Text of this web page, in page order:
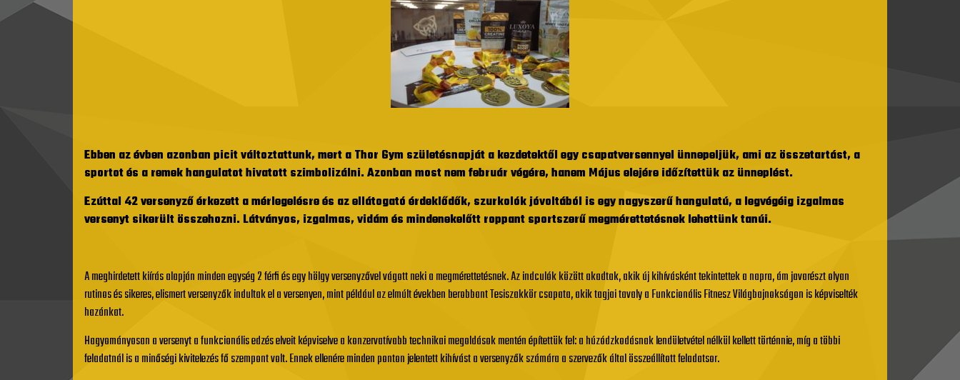
Ebben az évben azonban picit változtattunk, mert a Thor Gym születésnapját a kezdetektől egy csapatversennyel ünnepeljük, ami az összetartást, a
sportot és a remek hangulatot hivatott szimbolizálni. Azonban most nem február végére, hanem Május elejére időzítettük az ünneplést.
Ezúttal 42 versenyző érkezett a mérlegelésre és az ellátogató érdeklődők, szurkolók jóvoltából is egy nagyszerű hangulatú, a legvégéig izgalmas
versenyt sikerült összehozni. Látványos, izgalmas, vidám és mindenekelőtt roppant sportszerű megmérettetésnek lehettünk tanúi.
A meghirdetett kiírás alapján minden egység 2 férfi és egy hölgy versenyzővel vágott neki a megmérettetésnek. Az indculók között akadtak, akik új kihívásként tekintettek a napra, ám javarészt olyan
rutinos és sikeres, elismert versenyzők indultak el a versenyen, mint például az elmúlt években berobbant Tesiszakkör csapata, akik tagjai tavaly a Funkcionális Fitnesz Világbajnokságon is képviselték
hazánkat.
Hagyományosan a versenyt a funkcionális edzés elveit képviselve a konzervatívabb technikai megoldások mentén építettük fel: a húzódzkodásnak lendületvétel nélkül kellett történnie, míg a többi
feladatnál is a minőségi kivitelezés fő szempont volt. Ennek ellenére minden ponton jelentett kihívást a versenyzők számára a szervezők által összeállított feladatsor.